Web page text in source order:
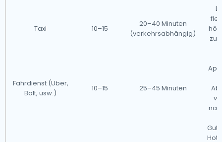
Taxi 10–15
20–40 Minuten
(verkehrsabhängig)
zu
Fahrdienst (Uber,
Bolt, usw.)
10–15 25–45 Minuten
Gut